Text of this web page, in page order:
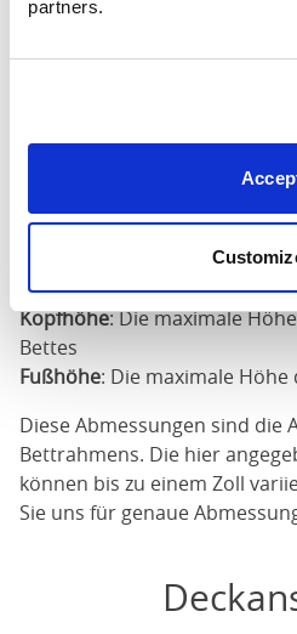
partners.
200cm
200cm
Bett erforderlich
: Die äußere Breite des
Länge: Die äußere Länge des
Kopfhöhe: Die maximale
Bettes
Fußhöhe: Die maximale Höhe
Diese Abmessungen sind die
Bettrahmens. Die hier
können bis zu einem Zoll
Sie uns für genaue